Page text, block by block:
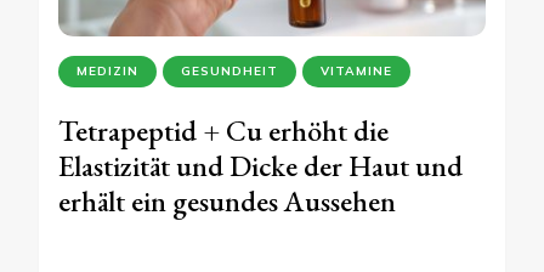
MEDIZIN GESUNDHEIT VITAMINE
Tetrapeptid + Cu erhöht die
Elastizität und Dicke der Haut und
erhält ein gesundes Aussehen